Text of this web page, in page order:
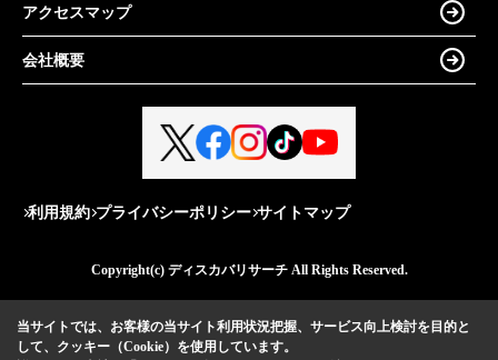
アクセスマップ
会社概要
利用規約 プライバシーポリシー サイトマップ
Copyright(c) ディスカバリサーチ All Rights Reserved.
当サイトでは、お客様の当サイト利用状況把握、サービス向上検討を目的と
して、クッキー（Cookie）を使用しています。